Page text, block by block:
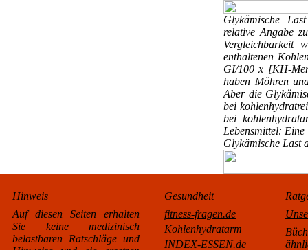
Glykämische
relative Angabe
enthaltenen
GI/100 x [KH-
haben Möhren
Aber die
bei
bei
Lebensmittel:
Glykämische Last
Hinweis
Auf diesen Seiten erhalten
Sie keine medizinisch
belastbaren Ratschläge und
Gesundheit
fitness-fragen.de
Kohlenhydratarm
INDEX-ESSEN.de